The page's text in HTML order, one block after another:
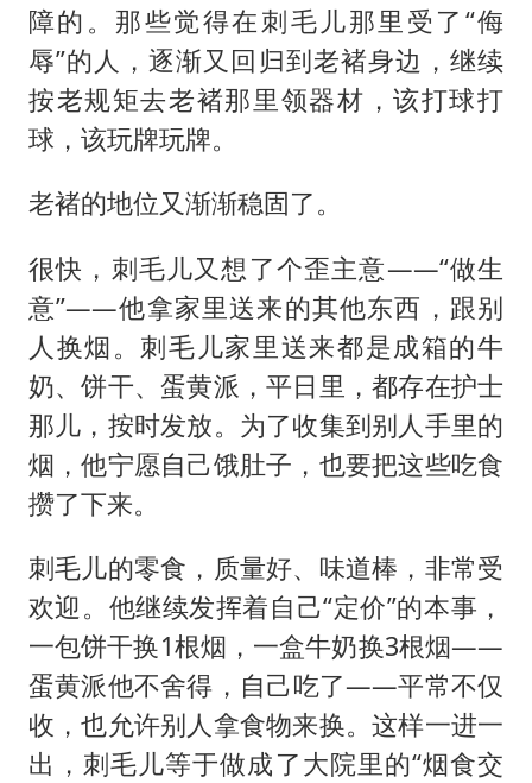
障的。那些觉得在刺毛儿那里受了“侮
辱”的人，逐渐又回归到老褚身边，继续
按老规矩去老褚那里领器材，该打球打
球，该玩牌玩牌。
老褚的地位又渐渐稳固了。
很快，刺毛儿又想了个歪主意——“做生
意”——他拿家里送来的其他东西，跟别
人换烟。刺毛儿家里送来都是成箱的牛
奶、饼干、蛋黄派，平日里，都存在护士
那儿，按时发放。为了收集到别人手里的
烟，他宁愿自己饿肚子，也要把这些吃食
攒了下来。
刺毛儿的零食，质量好、味道棒，非常受
欢迎。他继续发挥着自己“定价”的本事，
一包饼干换1根烟，一盒牛奶换3根烟——
蛋黄派他不舍得，自己吃了——平常不仅
收，也允许别人拿食物来换。这样一进一
出，刺毛儿等于做成了大院里的“烟食交